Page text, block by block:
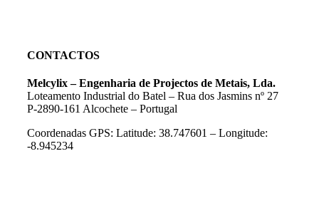
CONTACTOS
Melcylix – Engenharia de Projectos de Metais, Lda.
Loteamento Industrial do Batel – Rua dos Jasmins nº 27
P-2890-161 Alcochete – Portugal
Coordenadas GPS: Latitude: 38.747601 – Longitude:
-8.945234